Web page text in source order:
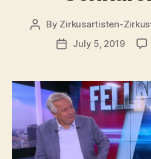
Post
author
By Zirkusartisten-
PostJuly 5, 2019